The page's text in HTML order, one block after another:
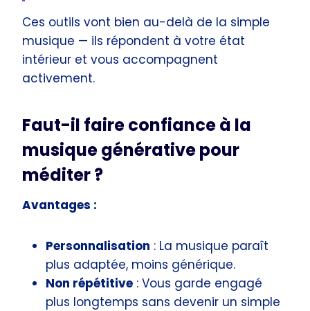
Ces outils vont bien au-delà de la simple
musique — ils répondent à votre état
intérieur et vous accompagnent
activement.
Faut-il faire confiance à la
musique générative pour
méditer ?
Avantages :
Personnalisation : La musique paraît
plus adaptée, moins générique.
Non répétitive : Vous garde engagé
plus longtemps sans devenir un simple